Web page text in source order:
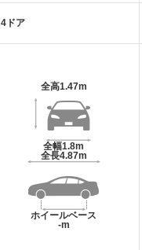
4ドア
全高1.47m
全幅1.8m
全長4.87m
ホイールベース
-m